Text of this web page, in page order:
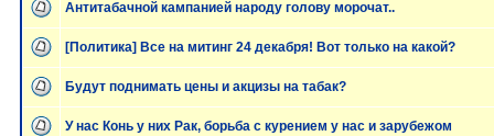
Антитабачной кампанией народу голову морочат..
[Политика] Все на митинг 24 декабря! Вот только на какой?
Будут поднимать цены и акцизы на табак?
У нас Конь у них Рак, борьба с курением у нас и зарубежом